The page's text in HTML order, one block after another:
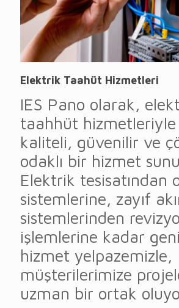
Elektrik Taahüt Hizmetleri
IES Pano olarak,
taahhüt hizmetleriyle
kaliteli, güvenilir ve
odaklı bir hizmet
Elektrik tesisatından
sistemlerine, zayıf
sistemlerinden
işlemlerine kadar
hizmet yelpazemizle,
müşterilerimize
uzman bir ortak